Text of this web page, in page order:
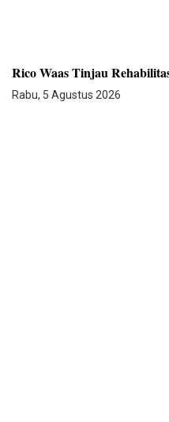
Rico Waas Tinjau
Rabu, 5 Agustus 2026